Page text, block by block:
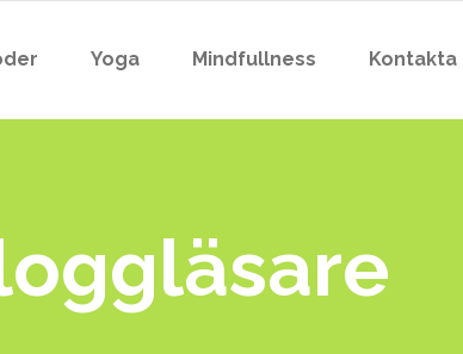
Yoga Mindfullness Kontakta